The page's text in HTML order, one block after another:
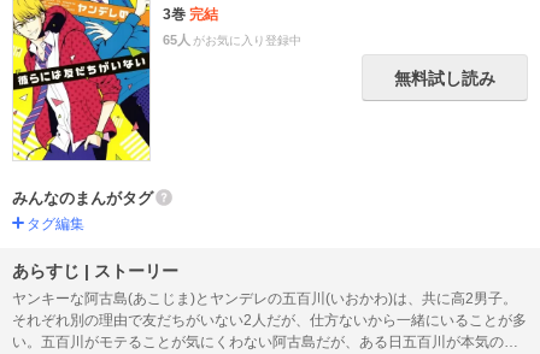
3巻 完結
65人 がお気に入り登録中
無料試し読み
みんなのまんがタグ
タグ編集
あらすじ | ストーリー
ヤンキーな阿古島(あこじま)とヤンデレの五百川(いおかわ)は、共に高2男子。
それぞれ別の理由で友だちがいない2人だが、仕方ないから一緒にいることが多
い。五百川がモテることが気にくわない阿古島だが、ある日五百川が本気の恋